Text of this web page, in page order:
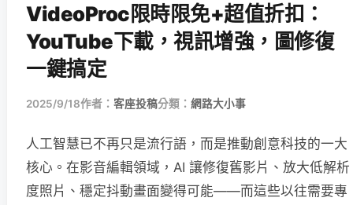
VideoProc限時限免+超值折扣：
YouTube下載，視訊增強，圖修復
一鍵搞定
2025/9/18作者： 客座投稿分類： 網路大小事
人工智慧已不再只是流行語，而是推動創意科技的一大
核心。在影音編輯領域，AI 讓修復舊影片、放大低解析
度照片、穩定抖動畫面變得可能——而這些以往需要專